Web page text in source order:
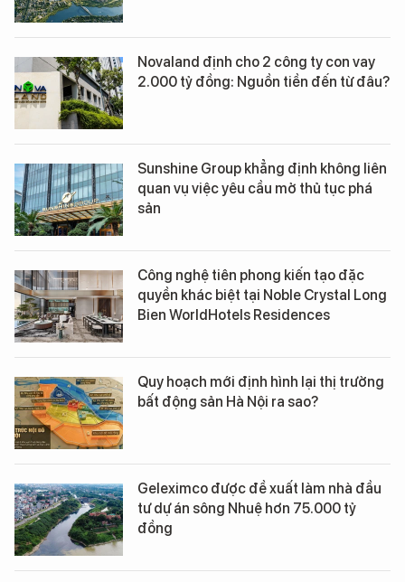
Novaland định cho 2 công ty con vay
2.000 tỷ đồng: Nguồn tiền đến từ đâu?
Sunshine Group khẳng định không liên
quan vụ việc yêu cầu mở thủ tục phá
sản
Công nghệ tiên phong kiến tạo đặc
quyền khác biệt tại Noble Crystal Long
Bien WorldHotels Residences
Quy hoạch mới định hình lại thị trường
bất động sản Hà Nội ra sao?
Geleximco được đề xuất làm nhà đầu
tư dự án sông Nhuệ hơn 75.000 tỷ
đồng